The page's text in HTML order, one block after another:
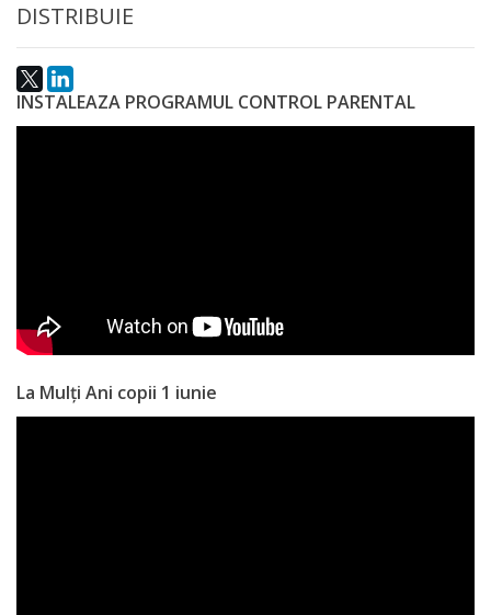
Planuri
achiziții
Acte
și
DISTRIBUIE
INSTALEAZA PROGRAMUL CONTROL PARENTAL
La Mulți Ani copii 1 iunie